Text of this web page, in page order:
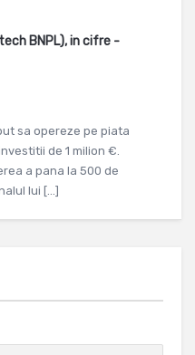
BNPL), in cifre -
sa opereze pe piata
de 1 milion €.
a pana la 500 de
lui […]